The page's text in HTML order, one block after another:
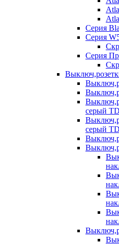
Серия
Серия
Серия
серый
серый